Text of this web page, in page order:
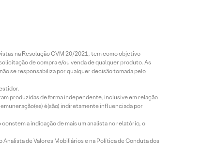
na Resolução CVM 20/2021, tem como objetivo
de compra e/ou venda de qualquer produto. As
se responsabiliza por qualquer decisão tomada pelo
produzidas de forma independente, inclusive em relação
é(são) indiretamente influenciada por
a indicação de mais um analista no relatório, o
de Valores Mobiliários e na Política de Conduta dos